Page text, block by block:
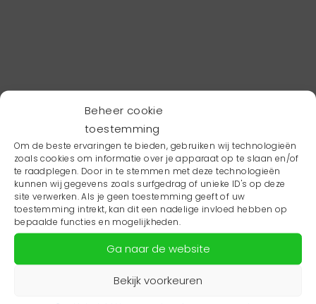
Beheer cookie
toestemming
Om de beste ervaringen te bieden, gebruiken wij technologieën
zoals cookies om informatie over je apparaat op te slaan en/of
te raadplegen. Door in te stemmen met deze technologieën
kunnen wij gegevens zoals surfgedrag of unieke ID's op deze
site verwerken. Als je geen toestemming geeft of uw
toestemming intrekt, kan dit een nadelige invloed hebben op
bepaalde functies en mogelijkheden.
Ga naar de website
Bekijk voorkeuren
Wil je niets missen?
Wil je op de hoogte blijven van het laatste
zorgnieuws in jouw regio? Schrijf je dan in voor
onze nieuwsbrief.